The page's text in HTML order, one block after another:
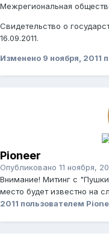
Межрегиональная
Свидетельство о
16.09.2011.
Изменено 9 ноября, 2011
Pioneer
Опубликовано 11 ноября,
Внимание! Митинг с
место будет известно на
2011 пользователем